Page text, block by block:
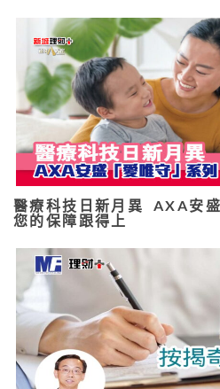
醫療科技日新月異 AXA安
您的保障跟得上